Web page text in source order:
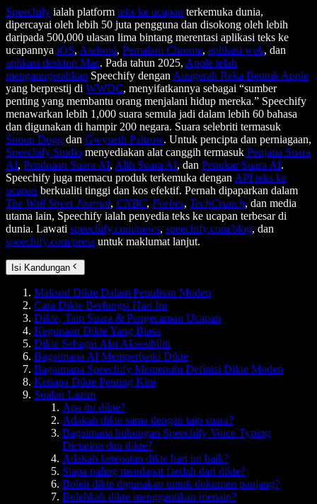
Speechify ialah platform teks ke ucapan terkemuka dunia,
dipercayai oleh lebih 50 juta pengguna dan disokong oleh lebih
daripada 500,000 ulasan lima bintang merentasi aplikasi teks ke
ucapannya iOS, Android, Pemalam Chrome, aplikasi web, dan
aplikasi desktop Mac. Pada tahun 2025, Apple telah
menganugerahkan Speechify dengan Anugerah Reka Bentuk Apple
yang berprestij di WWDC, menyifatkannya sebagai “sumber
penting yang membantu orang menjalani hidup mereka.” Speechify
menawarkan lebih 1,000 suara semula jadi dalam lebih 60 bahasa
dan digunakan di hampir 200 negara. Suara selebriti termasuk
Snoop Dogg dan Gwyneth Paltrow. Untuk pencipta dan perniagaan,
Speechify Studio menyediakan alat canggih termasuk Penjana Suara
AI, Penduaan Suara AI, Alih Suara AI, dan Penukar Suara AI.
Speechify juga memacu produk terkemuka dengan API teks ke
ucapan berkualiti tinggi dan kos efektif. Pernah dipaparkan dalam
The Wall Street Journal, CNBC, Forbes, TechCrunch, dan media
utama lain, Speechify ialah penyedia teks ke ucapan terbesar di
dunia. Lawati speechify.com/news, speechify.com/blog, dan
speechify.com/press untuk maklumat lanjut.
Isi Kandungan
Maksud Dikte Dalam Penulisan Moden
Cara Dikte Berfungsi Hari Ini
Dikte, Taip Suara & Pengecaman Ucapan
Kegunaan Dikte Yang Biasa
Dikte Sebagai Alat Aksesibiliti
Bagaimana AI Memperbaiki Dikte
Bagaimana Speechify Memenuhi Definisi Dikte Moden
Kenapa Dikte Penting Kini
Soalan Lazim
Apa itu dikte?
Adakah dikte sama dengan taip suara?
Bagaimana hubungan Speechify Voice Typing
Dictation dan dikte?
Adakah ketepatan dikte hari ini baik?
Siapa paling mendapat faedah dari dikte?
Boleh dikte digunakan untuk dokumen panjang?
Bolehkah dikte menggantikan menaip?